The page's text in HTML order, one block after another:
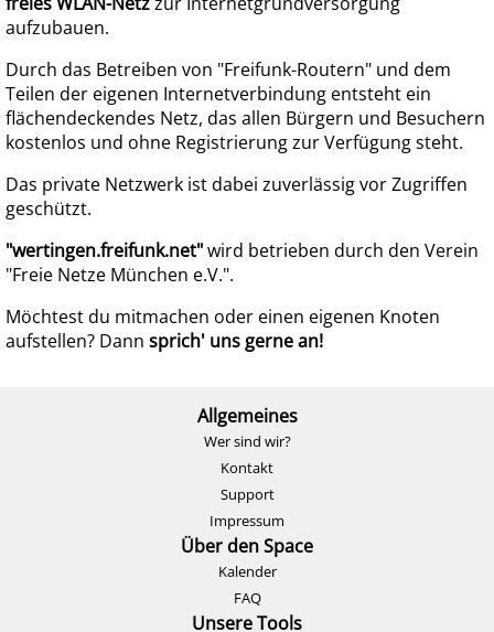
aufzubauen.
Durch das Betreiben von "Freifunk-Routern" und dem
Teilen der eigenen Internetverbindung entsteht ein
flächendeckendes Netz, das allen Bürgern und Besuchern
kostenlos und ohne Registrierung zur Verfügung steht.
Das private Netzwerk ist dabei zuverlässig vor Zugriffen
geschützt.
"wertingen.freifunk.net"wird betrieben durch den Verein
"Freie Netze München e.V.".
Möchtest du mitmachen oder einen eigenen Knoten
aufstellen? Dann sprich' uns gerne an!
Allgemeines
Wer sind wir?
Kontakt
Support
Impressum
Über den Space
Kalender
FAQ
Unsere Tools